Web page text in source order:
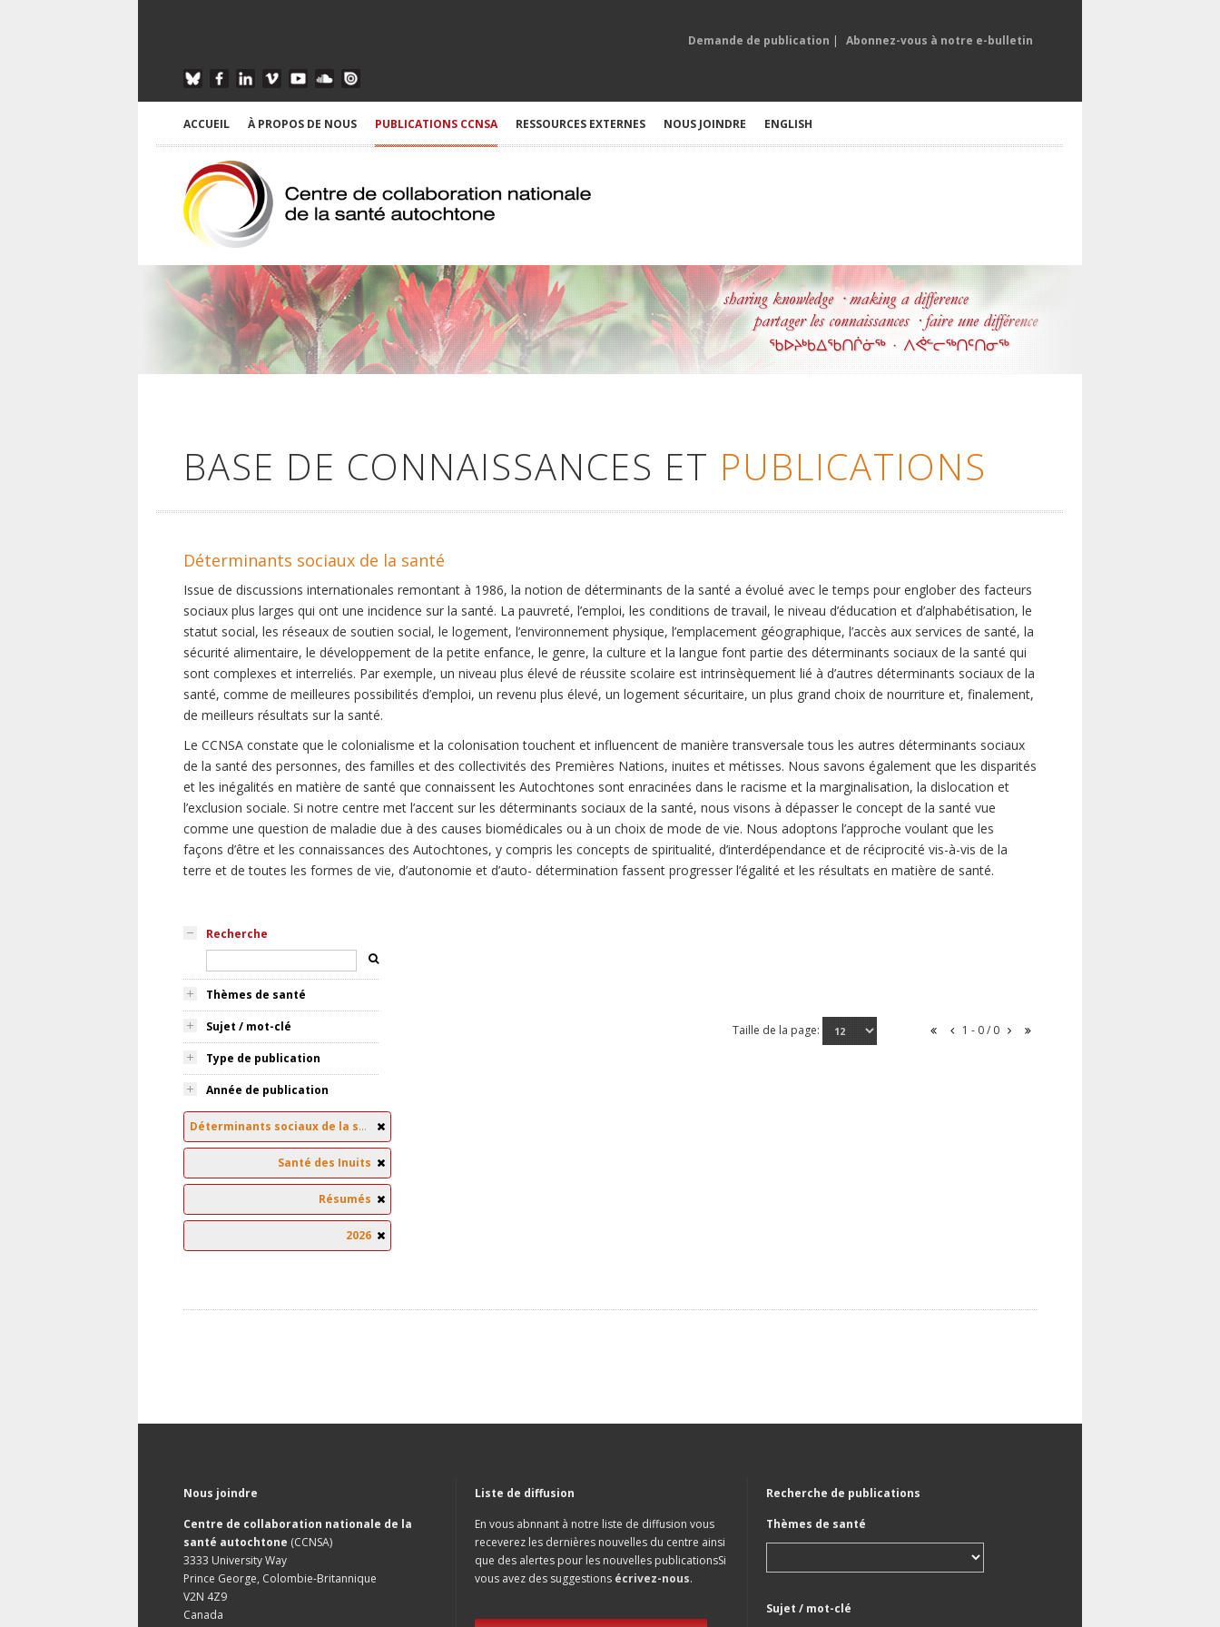
Demande de publication | Abonnez-vous à notre e-bulletin
ACCUEIL À PROPOS DE NOUS PUBLICATIONS CCNSA RESSOURCES EXTERNES NOUS JOINDRE ENGLISH
BASE DE CONNAISSANCES ET PUBLICATIONS
Déterminants sociaux de la santé
Issue de discussions internationales remontant à 1986, la notion de déterminants de la santé a évolué avec le temps pour englober des facteurs
sociaux plus larges qui ont une incidence sur la santé. La pauvreté, l’emploi, les conditions de travail, le niveau d’éducation et d’alphabétisation, le
statut social, les réseaux de soutien social, le logement, l’environnement physique, l’emplacement géographique, l’accès aux services de santé, la
sécurité alimentaire, le développement de la petite enfance, le genre, la culture et la langue font partie des déterminants sociaux de la santé qui
sont complexes et interreliés. Par exemple, un niveau plus élevé de réussite scolaire est intrinsèquement lié à d’autres déterminants sociaux de la
santé, comme de meilleures possibilités d’emploi, un revenu plus élevé, un logement sécuritaire, un plus grand choix de nourriture et, finalement,
de meilleurs résultats sur la santé.
Le CCNSA constate que le colonialisme et la colonisation touchent et influencent de manière transversale tous les autres déterminants sociaux
de la santé des personnes, des familles et des collectivités des Premières Nations, inuites et métisses. Nous savons également que les disparités
et les inégalités en matière de santé que connaissent les Autochtones sont enracinées dans le racisme et la marginalisation, la dislocation et
l’exclusion sociale. Si notre centre met l’accent sur les déterminants sociaux de la santé, nous visons à dépasser le concept de la santé vue
comme une question de maladie due à des causes biomédicales ou à un choix de mode de vie. Nous adoptons l’approche voulant que les
façons d’être et les connaissances des Autochtones, y compris les concepts de spiritualité, d’interdépendance et de réciprocité vis-à-vis de la
terre et de toutes les formes de vie, d’autonomie et d’auto- détermination fassent progresser l’égalité et les résultats en matière de santé.
Recherche
Thèmes de santé
Sujet / mot-clé
Type de publication
Année de publication
Déterminants sociaux de la santé
Santé des Inuits
Résumés
2026
Taille de la page: 1 - 0 / 0
Nous joindre
Centre de collaboration nationale de la
santé autochtone (CCNSA)
3333 University Way
Prince George, Colombie-Britannique
V2N 4Z9
Canada
Liste de diffusion
En vous abnnant à notre liste de diffusion vous
receverez les dernières nouvelles du centre ainsi
que des alertes pour les nouvelles publicationsSi
vous avez des suggestions écrivez-nous.
Recherche de publications
Thèmes de santé
Sujet / mot-clé